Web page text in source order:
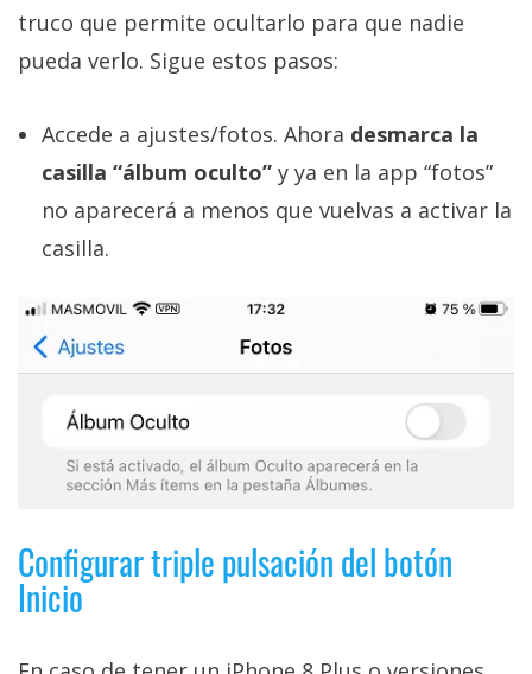
truco que permite ocultarlo para que nadie
pueda verlo. Sigue estos pasos:
Accede a ajustes/fotos. Ahora desmarca la
casilla “álbum oculto” y ya en la app “fotos”
no aparecerá a menos que vuelvas a activar la
casilla.
Configurar triple pulsación del botón
Inicio